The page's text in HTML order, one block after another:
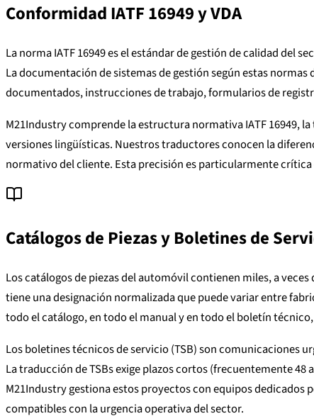
Conformidad IATF 16949 y VDA
La norma IATF 16949 es el estándar de gestión de calidad
La documentación de sistemas de gestión según estas
documentados, instrucciones de trabajo, formularios de
M21Industry comprende la estructura normativa IATF 16949,
versiones lingüísticas. Nuestros traductores conocen la
normativo del cliente. Esta precisión es particularmente
Catálogos de Piezas y Boletines de
Los catálogos de piezas del automóvil contienen miles, a
tiene una designación normalizada que puede variar entre
todo el catálogo, en todo el manual y en todo el boletín
Los boletines técnicos de servicio (TSB) son comunicaciones
La traducción de TSBs exige plazos cortos (frecuentemente
M21Industry gestiona estos proyectos con equipos
compatibles con la urgencia operativa del sector.